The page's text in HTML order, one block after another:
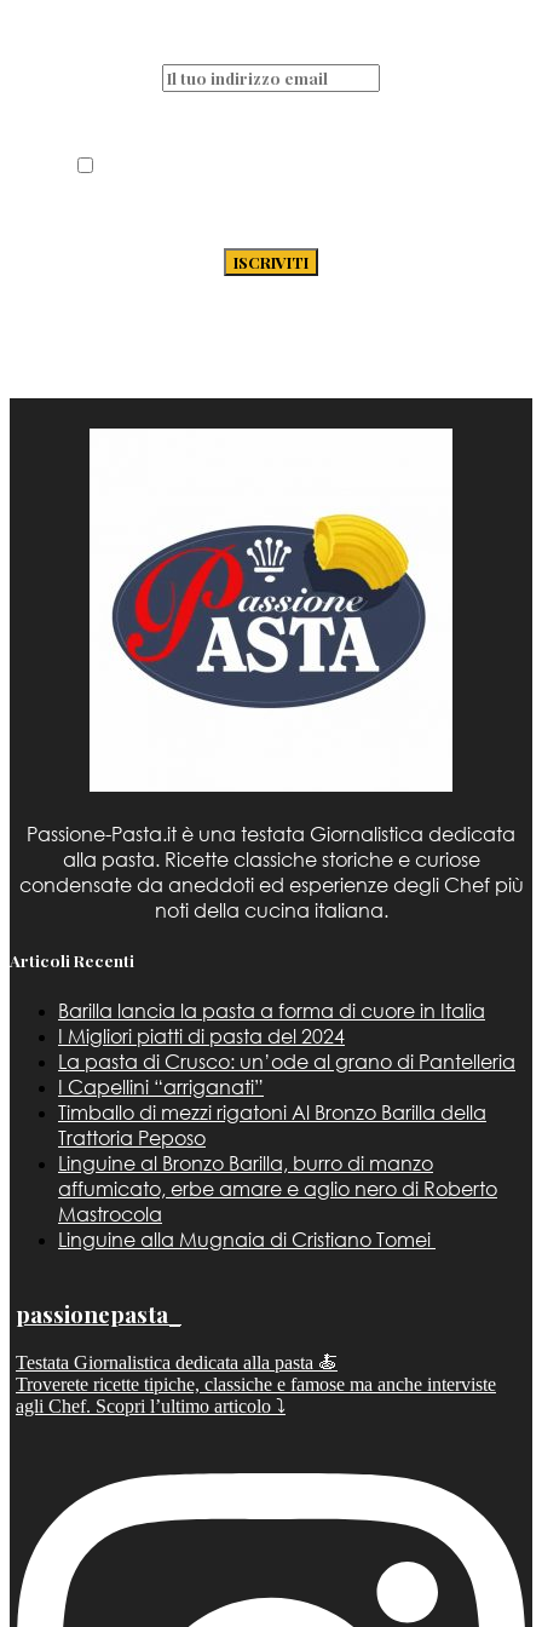
Passione-Pasta.it è una testata Giornalistica dedicata
alla pasta. Ricette classiche storiche e curiose
condensate da aneddoti ed esperienze degli Chef più
noti della cucina italiana.
Articoli Recenti
Barilla lancia la pasta a forma di cuore in Italia
I Migliori piatti di pasta del 2024
La pasta di Crusco: un’ode al grano di Pantelleria
I Capellini “arriganati”
Timballo di mezzi rigatoni Al Bronzo Barilla della
Trattoria Peposo
Linguine al Bronzo Barilla, burro di manzo
affumicato, erbe amare e aglio nero di Roberto
Mastrocola
Linguine alla Mugnaia di Cristiano Tomei
passionepasta_
Testata Giornalistica dedicata alla pasta 🍝
Troverete ricette tipiche, classiche e famose ma anche interviste
agli Chef. Scopri l’ultimo articolo ⤵️